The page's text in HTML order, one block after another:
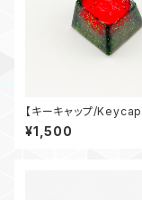
【キーキャップ/Keycap
軍艦/Ikura Gunkan
¥1,500